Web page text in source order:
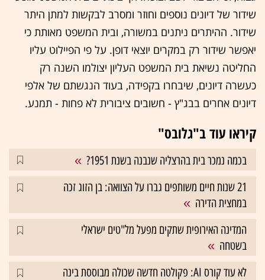
שידור של דיונים נוספים וחוזר ומסרב לבקשות למתן היתר
שידור. ההיתרים ניתנים במשורה, ובית המשפט מאותת כי
יאפשר שידור רק במקרים יוצאי דופן. על פי הפיילוט עליו
החליטה נשיאת בית המשפט העליון יצולמו השנה רק
כעשרה דיונים, שיבחרו בקפידה, בעוד הנגשתם של אלפי
דיונים אחרים בבג"ץ - חשובים ציבורית לא פחות - תמנע.
קיראו עוד ב"גלובס"
בכמה נמכר בית בהרצליה שנבנה בשנת 1951?
21 שנות חיים משותפים גברו על הצוואה: בן הזוג זכה
במחצית הדירה
המדינה האירופית שתקים מפעל מל"טים ישראלי
בשטחה
לא עוד קורס AI: פקולטה חדשה שכולה מבוססת בינה